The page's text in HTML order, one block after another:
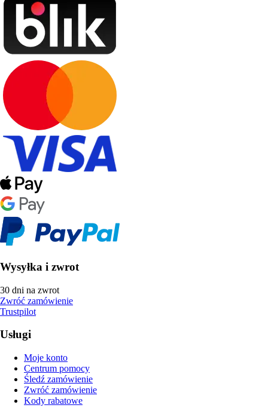
Wysyłka i zwrot
30 dni na zwrot
Zwróć zamówienie
Trustpilot
Usługi
Moje konto
Centrum pomocy
Śledź zamówienie
Zwróć zamówienie
Kody rabatowe